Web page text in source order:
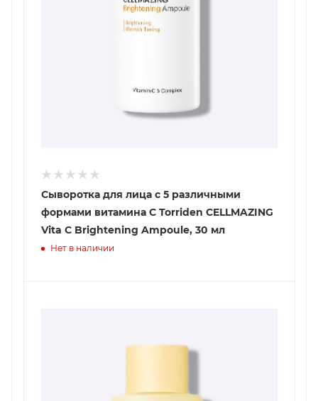
Сыворотка для лица c 5 различными
формами витамина С Torriden CELLMAZING
Vita C Brightening Ampoule, 30 мл
Нет в наличии